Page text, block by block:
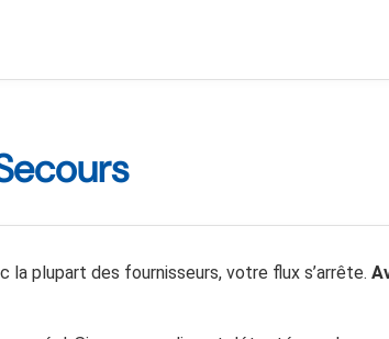
la plupart des fournisseurs, votre flux s’arrête.